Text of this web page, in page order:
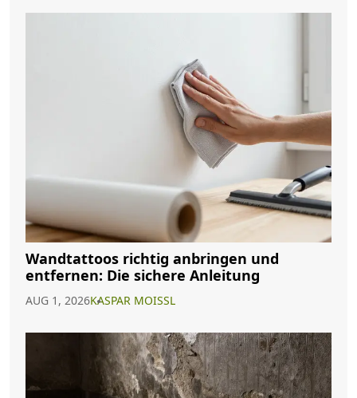
Wandtattoos richtig anbringen und
entfernen: Die sichere Anleitung
AUG 1, 2026KASPAR MOISSL